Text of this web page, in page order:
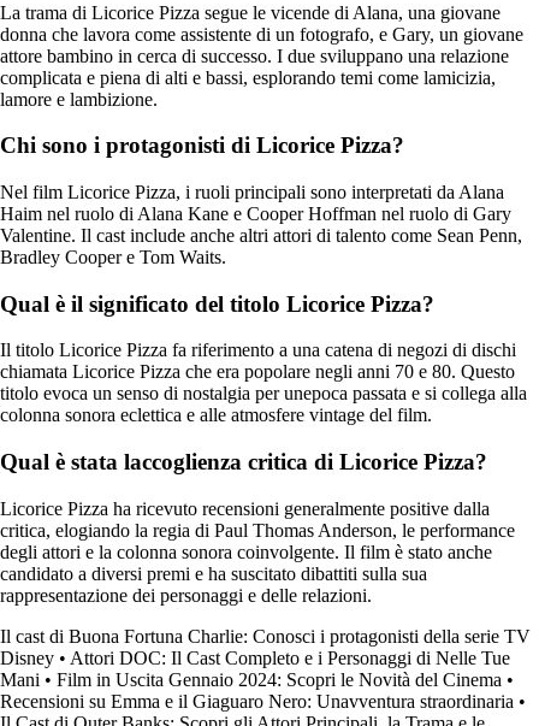
La trama di Licorice Pizza segue le vicende di Alana, una giovane
donna che lavora come assistente di un fotografo, e Gary, un giovane
attore bambino in cerca di successo. I due sviluppano una relazione
complicata e piena di alti e bassi, esplorando temi come lamicizia,
lamore e lambizione.
Chi sono i protagonisti di Licorice Pizza?
Nel film Licorice Pizza, i ruoli principali sono interpretati da Alana
Haim nel ruolo di Alana Kane e Cooper Hoffman nel ruolo di Gary
Valentine. Il cast include anche altri attori di talento come Sean Penn,
Bradley Cooper e Tom Waits.
Qual è il significato del titolo Licorice Pizza?
Il titolo Licorice Pizza fa riferimento a una catena di negozi di dischi
chiamata Licorice Pizza che era popolare negli anni 70 e 80. Questo
titolo evoca un senso di nostalgia per unepoca passata e si collega alla
colonna sonora eclettica e alle atmosfere vintage del film.
Qual è stata laccoglienza critica di Licorice Pizza?
Licorice Pizza ha ricevuto recensioni generalmente positive dalla
critica, elogiando la regia di Paul Thomas Anderson, le performance
degli attori e la colonna sonora coinvolgente. Il film è stato anche
candidato a diversi premi e ha suscitato dibattiti sulla sua
rappresentazione dei personaggi e delle relazioni.
Il cast di Buona Fortuna Charlie: Conosci i protagonisti della serie TV
Disney • Attori DOC: Il Cast Completo e i Personaggi di Nelle Tue
Mani • Film in Uscita Gennaio 2024: Scopri le Novità del Cinema •
Recensioni su Emma e il Giaguaro Nero: Unavventura straordinaria •